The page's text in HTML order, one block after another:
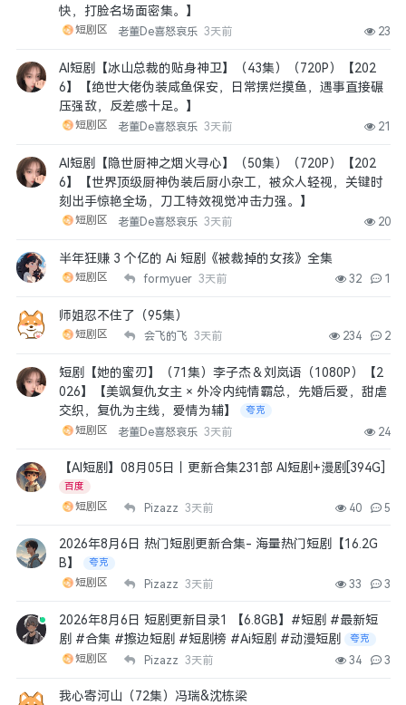
快，打脸名场面密集。】
短剧区 老董De喜怒哀乐 3天前 23
AI短剧【冰山总裁的贴身神卫】（43集）（720P）【202
6】【绝世大佬伪装咸鱼保安，日常摆烂摸鱼，遇事直接碾
压强敌，反差感十足。】
短剧区 老董De喜怒哀乐 3天前 21
AI短剧【隐世厨神之烟火寻心】（50集）（720P）【202
6】【世界顶级厨神伪装后厨小杂工，被众人轻视，关键时
刻出手惊艳全场，刀工特效视觉冲击力强。】
短剧区 老董De喜怒哀乐 3天前 20
半年狂赚 3 个亿的 Ai 短剧《被裁掉的女孩》全集
短剧区 formyuer 3天前 32 1
师姐忍不住了（95集）
短剧区 会飞的飞 3天前 234 2
短剧【她的蜜刃】（71集）李子杰＆刘岚语（1080P）【2
026】【美飒复仇女主 × 外冷内纯情霸总，先婚后爱，甜虐
交织，复仇为主线，爱情为辅】
夸克
短剧区 老董De喜怒哀乐 3天前 24
【AI短剧】08月05日丨更新合集231部 AI短剧+漫剧[394G]
百度
短剧区 Pizazz 3天前 40 5
2026年8月6日 热门短剧更新合集- 海量热门短剧【16.2G
B】
夸克
短剧区 Pizazz 3天前 33 3
2026年8月6日 短剧更新目录1 【6.8GB】#短剧 #最新短
剧 #合集 #擦边短剧 #短剧榜 #Ai短剧 #动漫短剧
夸克
短剧区 Pizazz 3天前 34 3
我心寄河山（72集）冯瑞&沈栋梁